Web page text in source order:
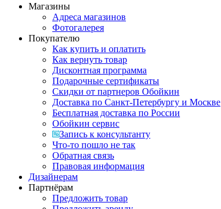
Магазины
Адреса магазинов
Фотогалерея
Покупателю
Как купить и оплатить
Как вернуть товар
Дисконтная программа
Подарочные сертификаты
Скидки от партнеров Обойкин
Доставка по Санкт-Петербургу и Москве
Бесплатная доставка по России
Обойкин сервис
Запись к консультанту
Что-то пошло не так
Обратная связь
Правовая информация
Дизайнерам
Партнёрам
Предложить товар